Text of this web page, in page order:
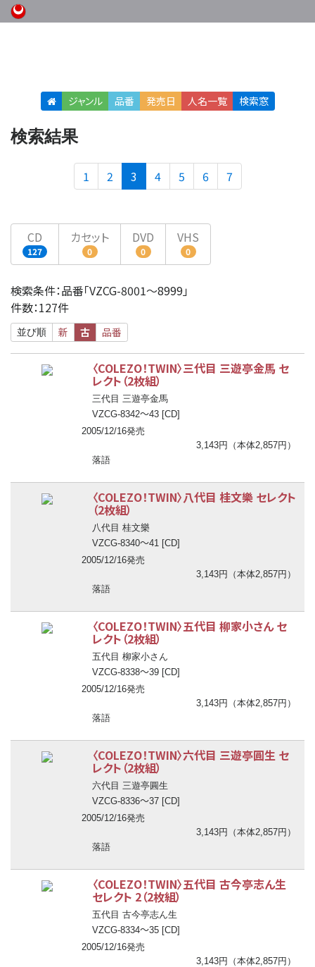
ジャンル 品番 発売日 人名一覧 検索窓
検索結果
1 2 3(current)
4 5 6 7
CD
127
カセット
0
DVD
0
VHS
0
検索条件：品番「VZCG-8001〜8999」
件数：127件
並び順 新 古 品番
〈COLEZO！TWIN〉三代目 三遊亭金馬 セ
レクト（2枚組）
三代目 三遊亭金馬
VZCG-8342〜43 [CD]
2005/12/16発売
3,143円（本体2,857円）
落語
〈COLEZO！TWIN〉八代目 桂文樂 セレクト
（2枚組）
八代目 桂文樂
VZCG-8340〜41 [CD]
2005/12/16発売
3,143円（本体2,857円）
落語
〈COLEZO！TWIN〉五代目 柳家小さん セ
レクト（2枚組）
五代目 柳家小さん
VZCG-8338〜39 [CD]
2005/12/16発売
3,143円（本体2,857円）
落語
〈COLEZO！TWIN〉六代目 三遊亭圓生 セ
レクト（2枚組）
六代目 三遊亭圓生
VZCG-8336〜37 [CD]
2005/12/16発売
3,143円（本体2,857円）
落語
〈COLEZO！TWIN〉五代目 古今亭志ん生
セレクト 2（2枚組）
五代目 古今亭志ん生
VZCG-8334〜35 [CD]
2005/12/16発売
3,143円（本体2,857円）